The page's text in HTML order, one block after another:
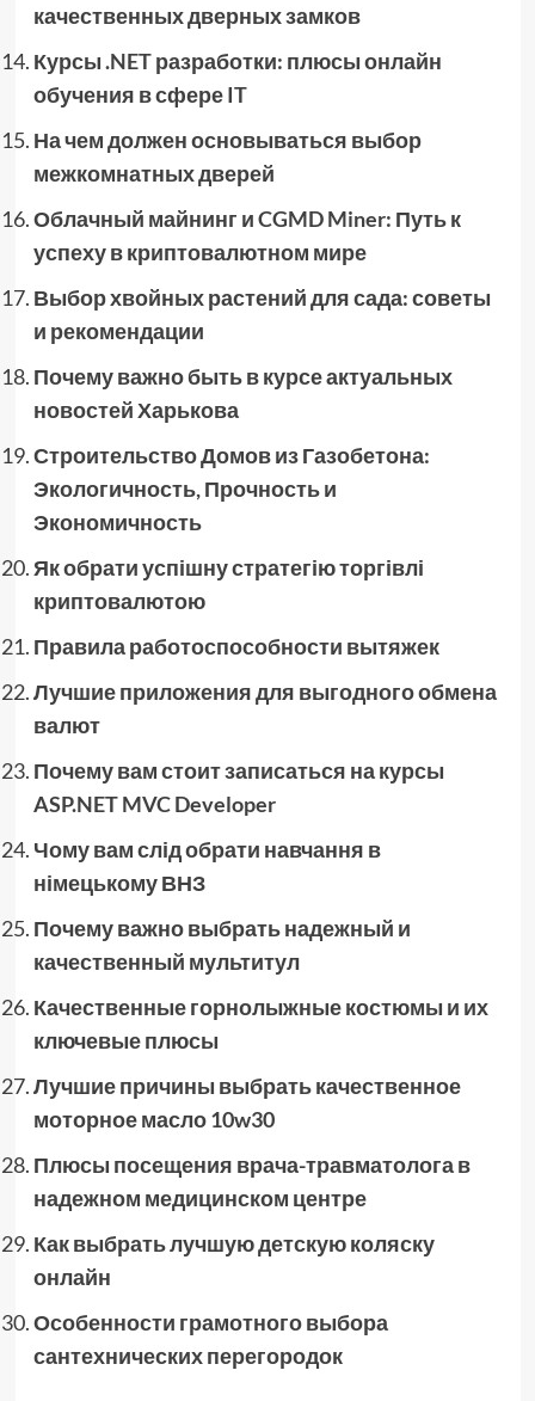
качественных дверных замков
Курсы .NET разработки: плюсы онлайн
обучения в сфере IT
На чем должен основываться выбор
межкомнатных дверей
Облачный майнинг и CGMD Miner: Путь к
успеху в криптовалютном мире
Выбор хвойных растений для сада: советы
и рекомендации
Почему важно быть в курсе актуальных
новостей Харькова
Строительство Домов из Газобетона:
Экологичность, Прочность и
Экономичность
Як обрати успішну стратегію торгівлі
криптовалютою
Правила работоспособности вытяжек
Лучшие приложения для выгодного обмена
валют
Почему вам стоит записаться на курсы
ASP.NET MVC Developer
Чому вам слід обрати навчання в
німецькому ВНЗ
Почему важно выбрать надежный и
качественный мультитул
Качественные горнолыжные костюмы и их
ключевые плюсы
Лучшие причины выбрать качественное
моторное масло 10w30
Плюсы посещения врача-травматолога в
надежном медицинском центре
Как выбрать лучшую детскую коляску
онлайн
Особенности грамотного выбора
сантехнических перегородок